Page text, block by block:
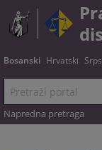
Bosanski Hrvatski
Napredna pretraga